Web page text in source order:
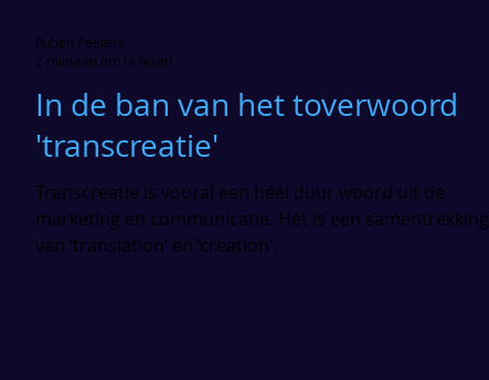
In de ban van het toverwoord
'transcreatie'
Transcreatie is vooral een héél duur woord uit de
marketing en communicatie. Het is een samentrekking
van ‘translation’ en ‘creation’.
Ruben Peeters
2 minuten om te lezen